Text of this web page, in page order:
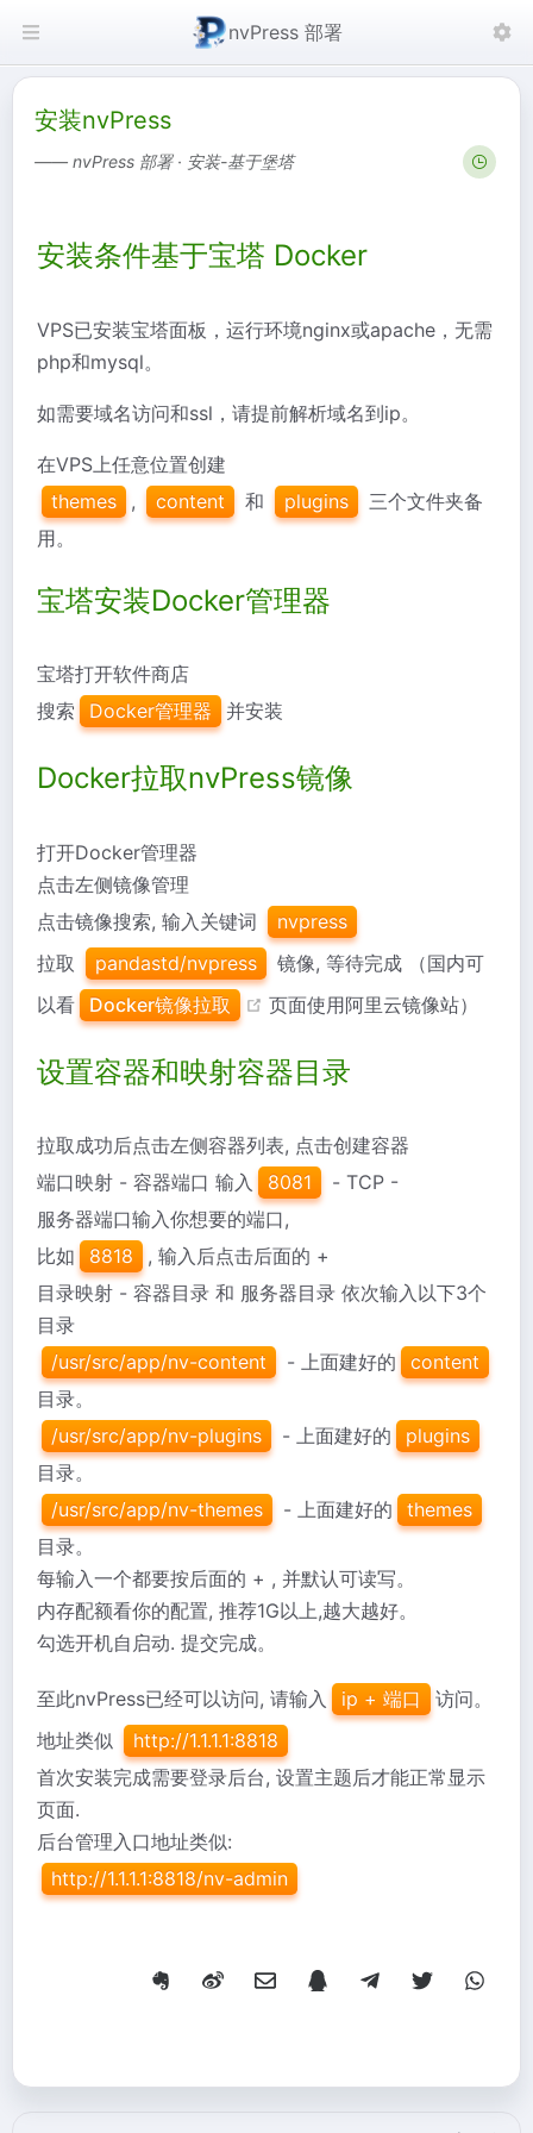
nvPress 部署
安装nvPress
—— nvPress 部署 · 安装-基于堡塔
安装条件基于宝塔 Docker
VPS已安装宝塔面板，运行环境nginx或apache，无需
php和mysql。
如需要域名访问和ssl，请提前解析域名到ip。
在VPS上任意位置创建
themes
, content 和 plugins
三个文件夹备
用。
宝塔安装Docker管理器
宝塔打开软件商店
搜索
Docker管理器 并安装
Docker拉取nvPress镜像
打开Docker管理器
点击左侧镜像管理
点击镜像搜索, 输入关键词
nvpress
拉取
pandastd/nvpress
镜像, 等待完成 （国内可
以看
Docker镜像拉取 页面使用阿里云镜像站）
设置容器和映射容器目录
拉取成功后点击左侧容器列表, 点击创建容器
端口映射 - 容器端口 输入
8081
- TCP -
服务器端口输入你想要的端口,
比如
8818
, 输入后点击后面的 +
目录映射 - 容器目录 和 服务器目录 依次输入以下3个
目录
/usr/src/app/nv-content
- 上面建好的
content
目录。
/usr/src/app/nv-plugins
- 上面建好的
plugins
目录。
/usr/src/app/nv-themes
- 上面建好的
themes
目录。
每输入一个都要按后面的 + , 并默认可读写。
内存配额看你的配置, 推荐1G以上,越大越好。
勾选开机自启动. 提交完成。
至此nvPress已经可以访问, 请输入 ip + 端口
访问。
地址类似
http://1.1.1.1:8818
首次安装完成需要登录后台, 设置主题后才能正常显示
页面.
后台管理入口地址类似:
http://1.1.1.1:8818/nv-admin